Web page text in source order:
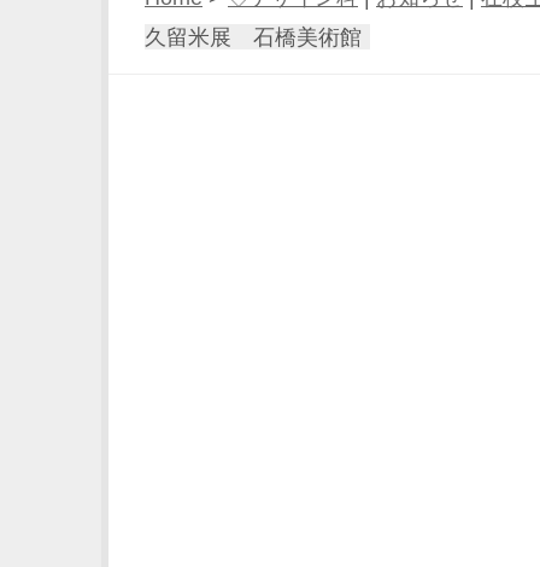
久留米展 石橋美術館